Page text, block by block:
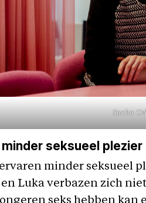
Sacha
minder seksueel plezier
minder seksueel
Luka verbazen zich